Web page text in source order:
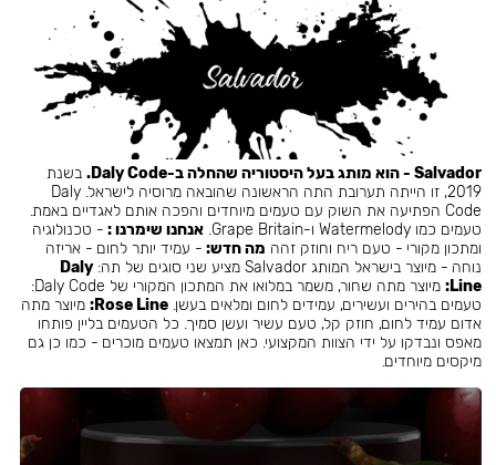
Salvador - הוא מותג בעל היסטוריה שהחלה ב-Daly Code.
בשנת
2019, זו הייתה תערובת התה הראשונה שהובאה מרוסיה לישראל. Daly
Code הפתיעה את השוק עם טעמים מיוחדים והפכה אותם לאגדיים באמת.
טעמים כמו Watermelody ו-Grape Britain.
אנחנו שימרנו : - טכנולוגיה
ומתכון מקורי - טעם ריח וחוזק זהה מה חדש: - עמיד יותר לחום - אריזה
נוחה - מיוצר בישראל המותג Salvador מציע שני סוגים של תה:
Daly
Line:
מיוצר מתה שחור, משמר במלואו את המתכון המקורי של Daly Code:
טעמים בהירים ועשירים, עמידים לחום ומלאים בעשן.Rose Line: מיוצר מתה
אדום עמיד לחום, חוזק קל, טעם עשיר ועשן סמיך. כל הטעמים בליין פותחו
מאפס ונבדקו על ידי הצוות המקצועי. כאן תמצאו טעמים מוכרים - כמו כן גם
מיקסים מיוחדים.